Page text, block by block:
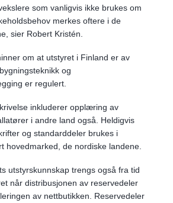
som vanligvis ikke brukes om
merkes oftere i de
sier Robert Kristén.
om at utstyret i Finland er av
og
er regulert.
inkluderer opplæring av
i andre land også. Heldigvis
og standarddeler brukes i
hovedmarked, de nordiske landene.
utstyrskunnskap trengs også fra tid
når distribusjonen av reservedeler
av nettbutikken. Reservedeler